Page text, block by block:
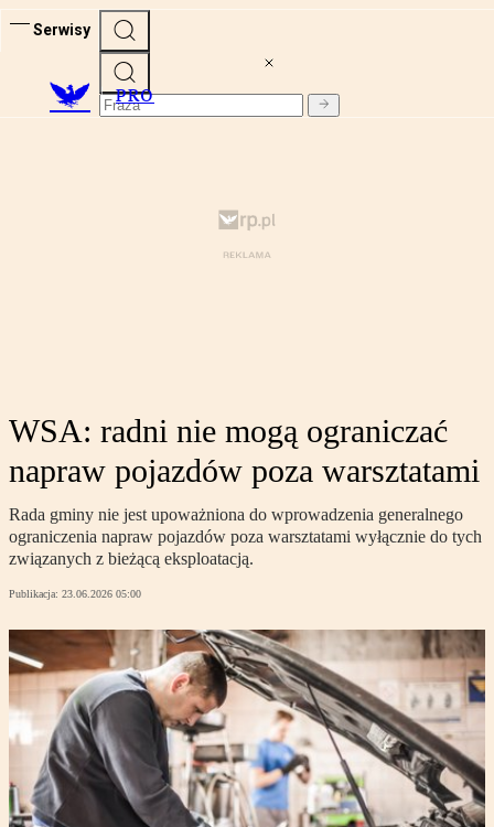
Serwisy
PRO
WSA: radni nie mogą ograniczać
napraw pojazdów poza warsztatami
Rada gminy nie jest upoważniona do wprowadzenia generalnego
ograniczenia napraw pojazdów poza warsztatami wyłącznie do tych
związanych z bieżącą eksploatacją.
Publikacja: 23.06.2026 05:00